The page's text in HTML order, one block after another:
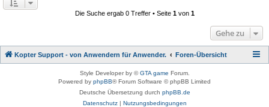
Die Suche ergab 0 Treffer • Seite 1von 1
Gehe zu
Kopter Support - von Anwendern für Anwender. Foren-Übersicht
Style Developer by ©GTA game Forum.
Powered by phpBB® Forum Software © phpBB Limited
Deutsche Übersetzung durch phpBB.de
Datenschutz| Nutzungsbedingungen